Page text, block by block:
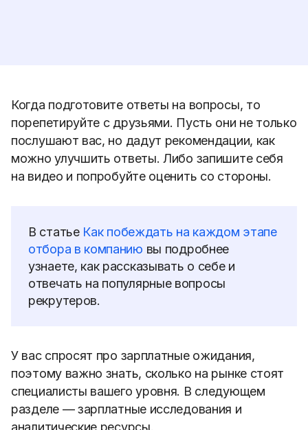
Когда подготовите ответы на вопросы, то
порепетируйте с друзьями. Пусть они не только
послушают вас, но дадут рекомендации, как
можно улучшить ответы. Либо запишите себя
на видео и попробуйте оценить со стороны.
В статье Как побеждать на каждом этапе
отбора в компанию вы подробнее
узнаете, как рассказывать о себе и
отвечать на популярные вопросы
рекрутеров.
У вас спросят про зарплатные ожидания,
поэтому важно знать, сколько на рынке стоят
специалисты вашего уровня. В следующем
разделе — зарплатные исследования и
аналитические ресурсы.